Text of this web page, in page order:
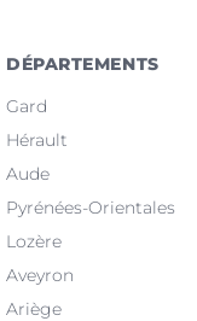
DÉPARTEMENTS
Gard
Hérault
Aude
Pyrénées-Orientales
Lozère
Aveyron
Ariège